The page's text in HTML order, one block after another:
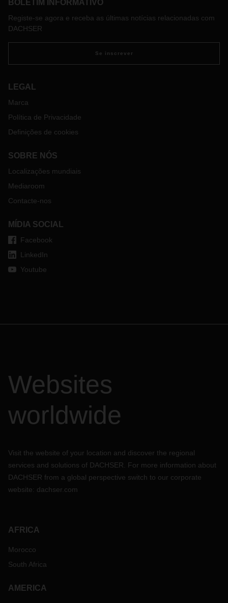
BOLETIM INFORMATIVO
Registe-se agora e receba as últimas notícias relacionadas com
DACHSER
Se inscrever
LEGAL
Marca
Política de Privacidade
Definições de cookies
SOBRE NÓS
Localizações mundiais
Mediaroom
Contacte-nos
MÍDIA SOCIAL
Facebook
LinkedIn
Youtube
Websites
worldwide
Visit the website of your location and discover the regional
services and solutions of DACHSER. For more information about
DACHSER from a global perspective switch to our corporate
website: dachser.com
AFRICA
Morocco
South Africa
AMERICA